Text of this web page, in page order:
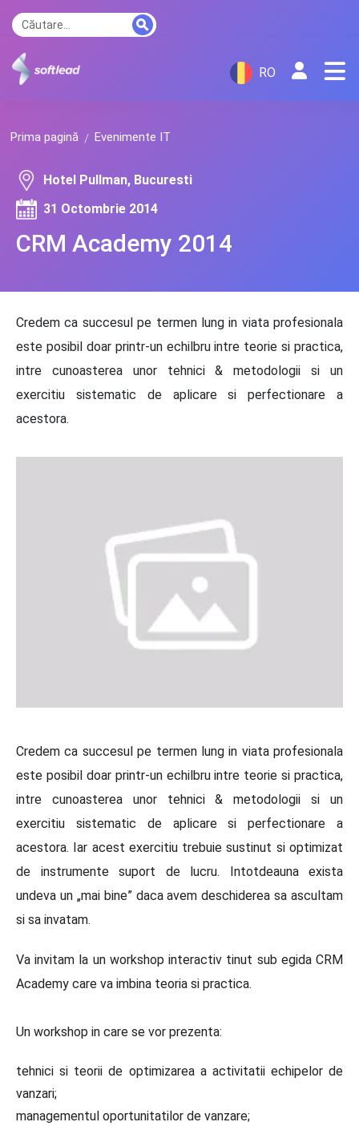
RO
Prima pagină Evenimente IT
CRM Academy 2014
Hotel Pullman, Bucuresti
31 Octombrie 2014
Credem ca succesul pe termen lung in viata profesionala
este posibil doar printr-un echilbru intre teorie si practica,
intre cunoasterea unor tehnici & metodologii si un
exercitiu sistematic de aplicare si perfectionare a
acestora.
Credem ca succesul pe termen lung in viata profesionala
este posibil doar printr-un echilbru intre teorie si practica,
intre cunoasterea unor tehnici & metodologii si un
exercitiu sistematic de aplicare si perfectionare a
acestora. Iar acest exercitiu trebuie sustinut si optimizat
de instrumente suport de lucru. Intotdeauna exista
undeva un „mai bine” daca avem deschiderea sa ascultam
si sa invatam.
Va invitam la un workshop interactiv tinut sub egida CRM
Academy care va imbina teoria si practica.
Un workshop in care se vor prezenta:
tehnici si teorii de optimizarea a activitatii echipelor de
vanzari;
managementul oportunitatilor de vanzare;